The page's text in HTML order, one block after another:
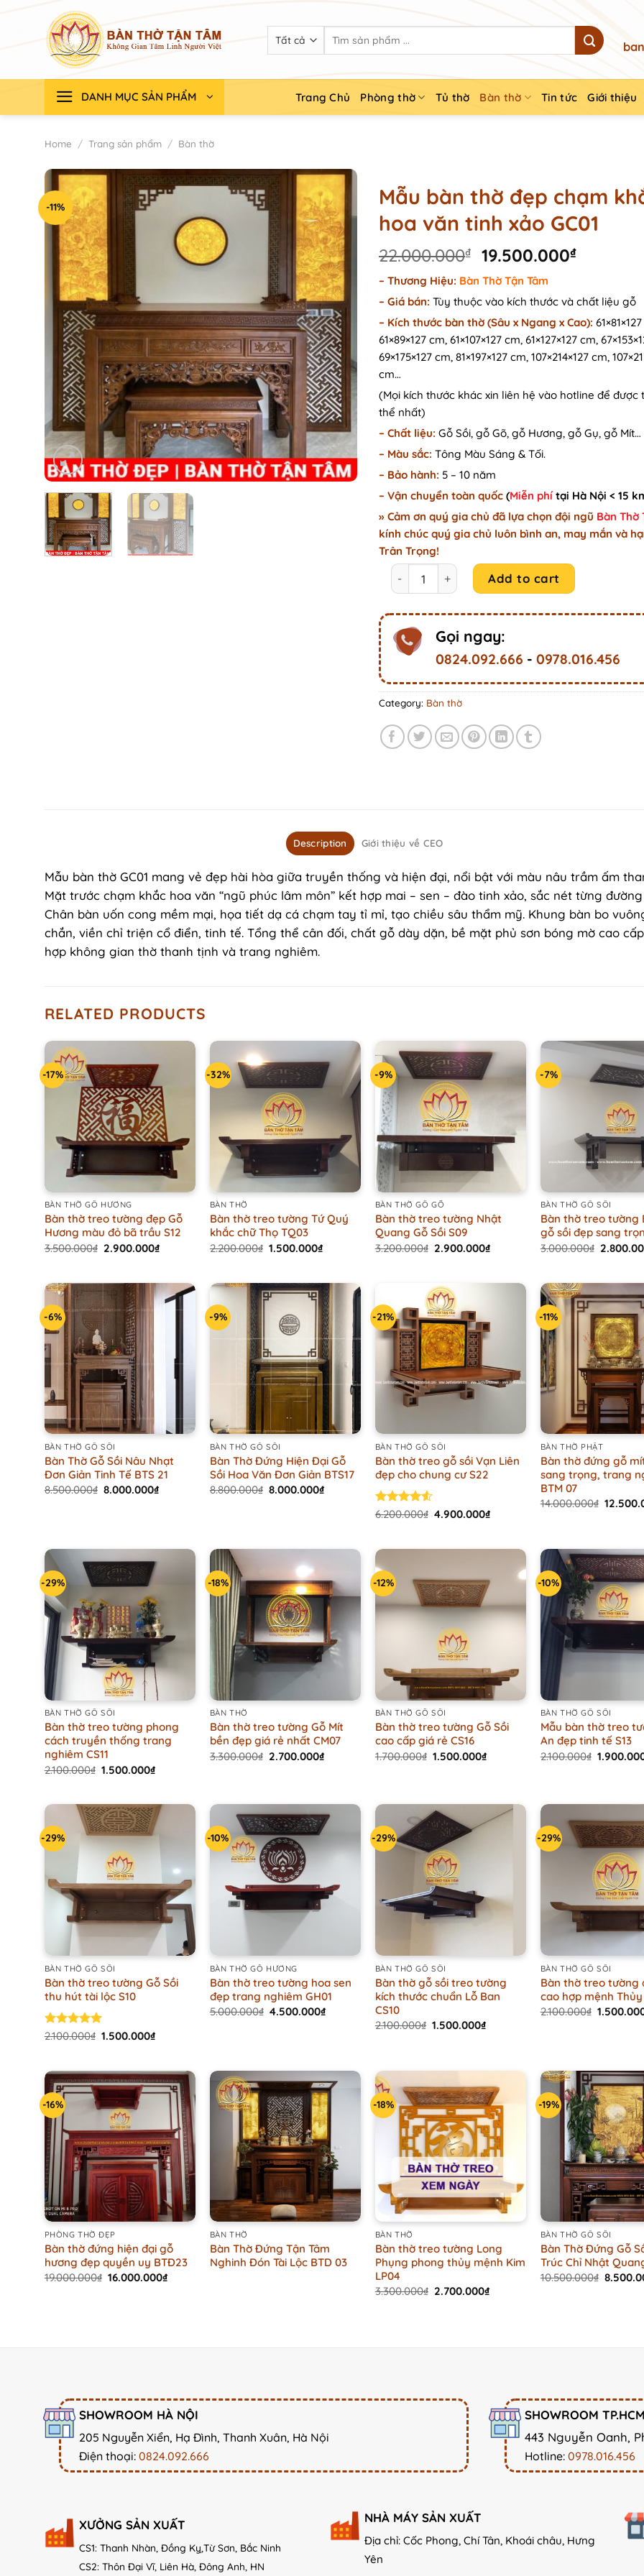
for:
DANH MỤC SẢN PHẨM Trang Chủ Phòng thờ Tủ thờ Bàn thờ Tin tức Giới thiệu
Home / Trang sản phẩm / Bàn thờ
-11%
Mẫu bàn thờ đẹp chạm
hoa văn tinh xảo GC01
22.000.000₫
Original
price
was:
22.000.000₫.
19.500.000₫Current
– Thương Hiệu: Bàn Thờ Tận Tâm
– Giá bán: Tùy thuộc vào kích thước và chất liệu gỗ
– Kích thước bàn thờ (Sâu x Ngang x Cao):
61×89×127 cm, 61×107×127 cm, 61×127×127 cm,
69×175×127 cm, 81×197×127 cm, 107×214×127 cm,
cm…
(Mọi kích thước khác xin liên hệ vào hotline để được
thể nhất)
– Chất liệu: Gỗ Sồi, gỗ Gõ, gỗ Hương, gỗ Gụ, gỗ Mít…
– Màu sắc: Tông Màu Sáng & Tối.
– Bảo hành: 5 – 10 năm
– Vận chuyển toàn quốc (Miễn phí tại Hà Nội < 15
» Cảm ơn quý gia chủ đã lựa chọn đội ngũ Bàn Thờ
kính chúc quý gia chủ luôn bình an, may mắn và
Trân Trọng!
Mẫu bàn thờ đẹp chạm khắc hoa văn tinh xảo
Add to cart
Gọi ngay:
0824.092.666 -0978.016.456
Category: Bàn thờ
Description Giới thiệu về CEO
Mẫu bàn thờ GC01 mang vẻ đẹp hài hòa giữa truyền thống và hiện đại, nổi bật với màu nâu trầm ấm
Mặt trước chạm khắc hoa văn “ngũ phúc lâm môn” kết hợp mai – sen – đào tinh xảo, sắc nét từng
Chân bàn uốn cong mềm mại, họa tiết dạ cá chạm tay tỉ mỉ, tạo chiều sâu thẩm mỹ. Khung bàn bo
chắn, viền chỉ triện cổ điển, tinh tế. Tổng thể cân đối, chất gỗ dày dặn, bề mặt phủ sơn bóng mờ cao
hợp không gian thờ thanh tịnh và trang nghiêm.
RELATED PRODUCTS
-17%
+
BÀN THỜ GỖ HƯƠNG
Bàn thờ treo tường đẹp Gỗ
Hương màu đỏ bã trầu S12
3.500.000₫ Original
3.500.000₫.
2.900.000₫Current
2.900.000₫.
-32%
BÀN THỜ
Bàn thờ treo tường Tứ Quý
khắc chữ Thọ TQ03
2.200.000₫ Original
2.200.000₫.
1.500.000₫Current
1.500.000₫.
-9%
BÀN THỜ GỖ GÕ
Bàn thờ treo tường Nhật
Quang Gỗ Sồi S09
3.200.000₫ Original
3.200.000₫.
2.900.000₫Current
2.900.000₫.
-7%
BÀN THỜ GỖ SỒI
Bàn thờ treo tường
gỗ sồi đẹp sang
3.000.000₫ Original
-6%
+
BÀN THỜ GỖ SỒI
Bàn Thờ Gỗ Sồi Nâu Nhạt
Đơn Giản Tinh Tế BTS 21
8.500.000₫ Original
8.000.000₫Current
-9%
BÀN THỜ GỖ SỒI
Bàn Thờ Đứng Hiện Đại Gỗ
Sồi Hoa Văn Đơn Giản BTS17
8.800.000₫ Original
8.000.000₫Current
8.000.000₫.
-21%
BÀN THỜ GỖ SỒI
Bàn thờ treo gỗ sồi Vạn Liên
đẹp cho chung cư S22
Rated
6.200.000₫ Original
6.200.000₫.
4.900.000₫Current
4.900.000₫.
-11%
BÀN THỜ PHẬT
Bàn thờ đứng gỗ
sang trọng, trang
BTM 07
14.000.000₫ Original
-29%
BÀN THỜ GỖ SỒI
Bàn thờ treo tường phong
cách truyền thống trang
nghiêm CS11
2.100.000₫ Original
2.100.000₫.
1.500.000₫Current
1.500.000₫.
-18%
+
BÀN THỜ
Bàn thờ treo tường Gỗ Mít
bền đẹp giá rẻ nhất CM07
3.300.000₫ Original
2.700.000₫Current
-12%
BÀN THỜ GỖ SỒI
Bàn thờ treo tường Gỗ Sồi
cao cấp giá rẻ CS16
1.700.000₫ Original
1.500.000₫Current
-10%
+
BÀN THỜ GỖ SỒI
Mẫu bàn thờ treo
An đẹp tinh tế S13
2.100.000₫ Original
-29%
BÀN THỜ GỖ SỒI
Bàn thờ treo tường Gỗ Sồi
thu hút tài lộc S10
Rated5.00
2.100.000₫ Original
2.100.000₫.
1.500.000₫Current
1.500.000₫.
-10%
BÀN THỜ GỖ HƯƠNG
Bàn thờ treo tường hoa sen
đẹp trang nghiêm GH01
5.000.000₫ Original
4.500.000₫Current
-29%
BÀN THỜ GỖ SỒI
Bàn thờ gỗ sồi treo tường
kích thước chuẩn Lỗ Ban
CS10
2.100.000₫ Original
1.500.000₫Current
-29%
BÀN THỜ GỖ SỒI
Bàn thờ treo tường
cao hợp mệnh Thủy
2.100.000₫ Original
-16%
+
PHÒNG THỜ ĐẸP
Bàn thờ đứng hiện đại gỗ
hương đẹp quyền uy BTĐ23
19.000.000₫ Original
16.000.000₫Current
+
BÀN THỜ
Bàn Thờ Đứng Tận Tâm
Nghinh Đón Tài Lộc BTD 03
-18%
+
BÀN THỜ
Bàn thờ treo tường Long
Phụng phong thủy mệnh Kim
LP04
3.300.000₫ Original
2.700.000₫Current
-19%
BÀN THỜ GỖ SỒI
Bàn Thờ Đứng Gỗ
Trúc Chỉ Nhật
10.500.000₫ Original
SHOWROOM HÀ NỘI
205 Nguyễn Xiển, Hạ Đình, Thanh Xuân, Hà Nội
Điện thoại: 0824.092.666
SHOWROOM TP.HCM
443 Nguyễn Oanh,
Hotline: 0978.016.456
XƯỞNG SẢN XUẤT
CS1: Thanh Nhàn, Đồng Kỵ,Từ Sơn, Bắc Ninh
CS2: Thôn Đại Vĩ, Liên Hà, Đông Anh, HN
NHÀ MÁY SẢN XUẤT
Địa chỉ: Cốc Phong, Chí Tân, Khoái châu, Hưng
Yên